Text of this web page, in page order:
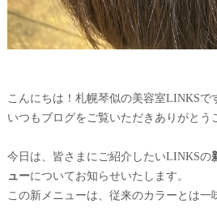
こんにちは！札幌琴似の美容室LINKSで
いつもブログをご覧いただきありがとう
今日は、皆さまにご紹介したいLINKSの
ューについてお知らせいたします。
この新メニューは、従来のカラーとは一